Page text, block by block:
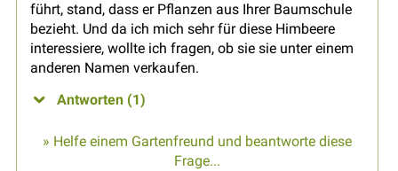
führt, stand, dass er Pflanzen aus Ihrer Baumschule
bezieht. Und da ich mich sehr für diese Himbeere
interessiere, wollte ich fragen, ob sie sie unter einem
anderen Namen verkaufen.
Antworten (1)
» Helfe einem Gartenfreund und beantworte diese
Frage...